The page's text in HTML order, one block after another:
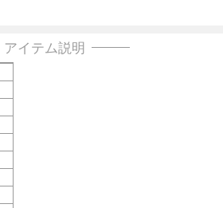
アイテム説明